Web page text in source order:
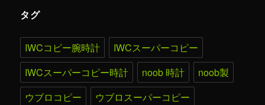
タグ
IWCコピー腕時計
IWCスーパーコピー
IWCスーパーコピー時計
noob 時計
noob製
ウブロコピー
ウブロスーパーコピー